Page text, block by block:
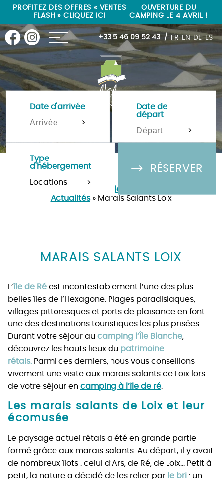
PROFITEZ DES OFFRES « VENTES
FLASH » CLIQUEZ ICI
OUVERTURE DU
CAMPING LE 4 AVRIL !
+33 5 46 09 52 43 FR EN DE ES
Date d'arrivée
>
Date de
départ
>
Type
d'hébergement
>
RÉSERVER
Camping Île de Ré 4 étoiles à La-Flotte-en-Ré
Actualités» Marais Salants Loix
MARAIS SALANTS LOIX
L’île de Ré est incontestablement l’une des plus
belles îles de l’Hexagone. Plages paradisiaques,
villages pittoresques et ports de plaisance en font
une des destinations touristiques les plus prisées.
Durant votre séjour au camping l’Île Blanche,
découvrez les hauts lieux du patrimoine
rétais. Parmi ces derniers, nous vous conseillons
vivement une visite aux marais salants de Loix lors
de votre séjour en camping à l’île de ré
Les marais salants de Loix et leur
écomusée
Le paysage actuel rétais a été en grande partie
formé grâce aux marais salants. Au départ, il y avait
de nombreux îlots : celui d’Ars, de Ré, de Loix… Petit à
petit, la nature a décidé de les relier par le bri : un